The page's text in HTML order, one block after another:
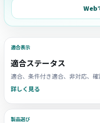
Web
適合表示
適合ステータス
適合、条件付き適合、非対応、確
詳しく見る
製品選び